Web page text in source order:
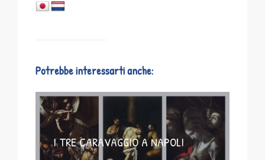
Potrebbe interessarti anche:
I TRE CARAVAGGIO A NAPOLI